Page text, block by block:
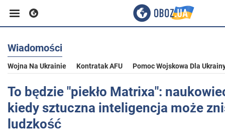
Biznes
Sport
Rozrywka
Wiadomości
Wojna Na Ukrainie Kontratak AFU Pomoc Wojskowa Dla
To będzie "piekło Matrixa":
kiedy sztuczna inteligencja może
ludzkość